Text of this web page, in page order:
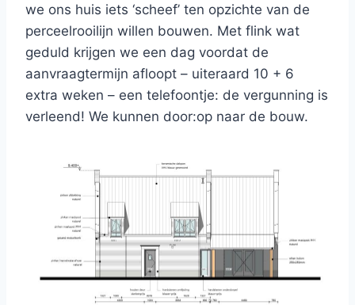
we ons huis iets ‘scheef’ ten opzichte van de
perceelrooilijn willen bouwen. Met flink wat
geduld krijgen we een dag voordat de
aanvraagtermijn afloopt – uiteraard 10 + 6
extra weken – een telefoontje: de vergunning is
verleend! We kunnen door:op naar de bouw.